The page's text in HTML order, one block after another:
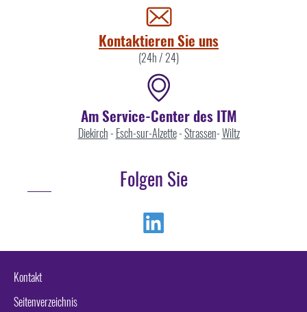
Kontaktieren Sie uns
(24h / 24)
Am Service-Center des ITM
Diekirch- Esch-sur-Alzette-Strassen-Wiltz
Folgen Sie
Kontakt
Seitenverzeichnis